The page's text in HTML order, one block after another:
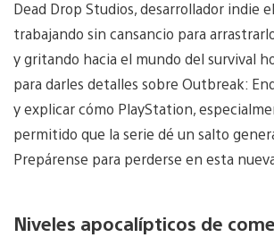
Dead Drop Studios, desarrollador indie
trabajando sin cansancio para
y gritando hacia el mundo del survival
para darles detalles sobre Outbreak:
y explicar cómo PlayStation,
permitido que la serie dé un salto
Prepárense para perderse en esta
Niveles apocalípticos de